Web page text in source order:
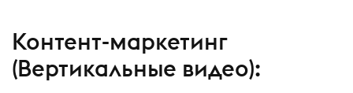
Контент-маркетинг
(Вертикальные видео):